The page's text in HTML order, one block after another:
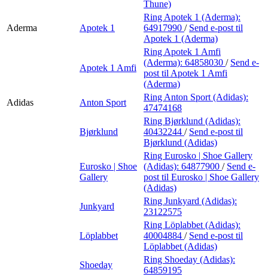
Thune)
Aderma Apotek 1
Ring Apotek 1 (Aderma):
64917990 / Send e-post til
Apotek 1 (Aderma)
Apotek 1 Amfi
Ring Apotek 1 Amfi
(Aderma): 64858030 / Send e-
post til Apotek 1 Amfi
(Aderma)
Adidas
Anton Sport
Ring Anton Sport (Adidas):
47474168
Bjørklund
Ring Bjørklund (Adidas):
40432244 / Send e-post til
Bjørklund (Adidas)
Eurosko | Shoe
Gallery
Ring Eurosko | Shoe Gallery
(Adidas): 64877900 / Send e-
post til Eurosko | Shoe Gallery
(Adidas)
Junkyard
Ring Junkyard (Adidas):
23122575
Löplabbet
Ring Löplabbet (Adidas):
40004884 / Send e-post til
Löplabbet (Adidas)
Shoeday
Ring Shoeday (Adidas):
64859195